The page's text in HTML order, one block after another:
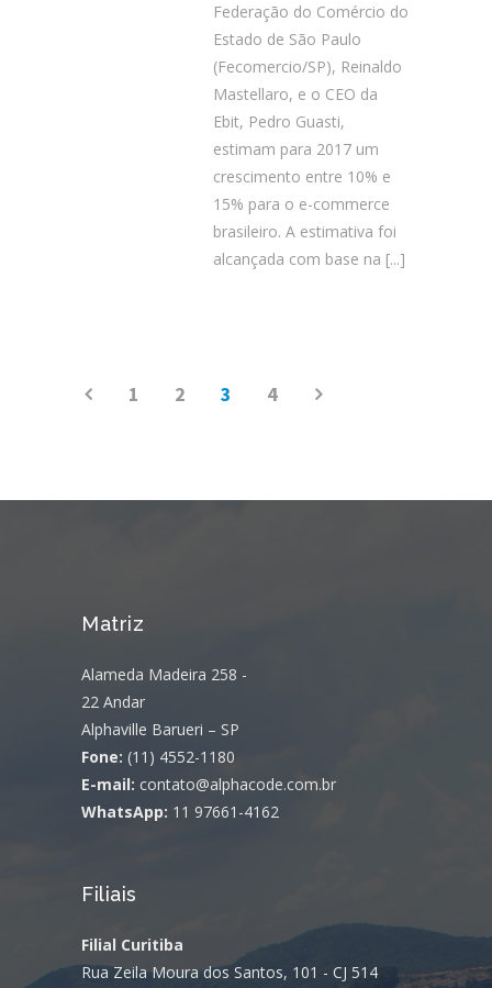
Federação do Comércio do
Estado de São Paulo
(Fecomercio/SP), Reinaldo
Mastellaro, e o CEO da
Ebit, Pedro Guasti,
estimam para 2017 um
crescimento entre 10% e
15% para o e-commerce
brasileiro. A estimativa foi
alcançada com base na [...]
1 2 3 4
Matriz
Alameda Madeira 258 -
22 Andar
Alphaville Barueri – SP
Fone: (11) 4552-1180
E-mail: contato@alphacode.com.br
WhatsApp: 11 97661-4162
Filiais
Filial Curitiba
Rua Zeila Moura dos Santos, 101 - CJ 514